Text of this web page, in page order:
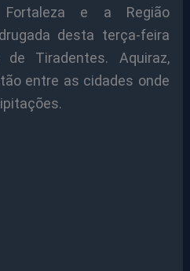
e a Região
desta terça-feira
Tiradentes. Aquiraz,
entre as cidades onde